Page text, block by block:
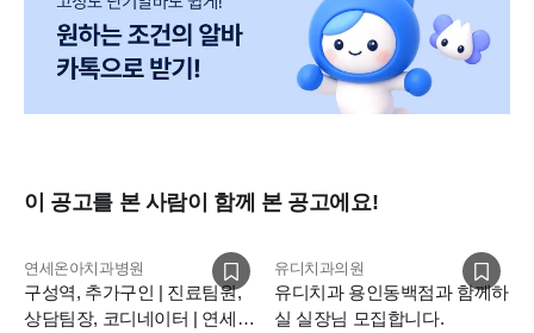
이 공고를 본 사람이 함께 본 공고에요!
연세온아치과병원
구성역, 추가구인 | 진료팀원,
상담팀장, 코디네이터 | 연세온
유디치과의원
유디치과 용인동백점과 함께하
실 실장님 모집합니다.